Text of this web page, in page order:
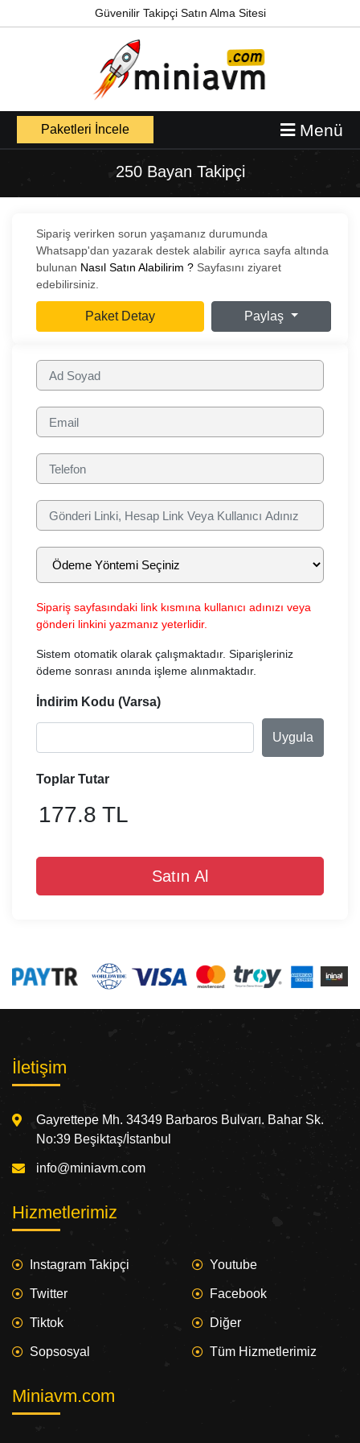
Güvenilir Takipçi Satın Alma Sitesi
Menü
Paketleri İncele
250 Bayan Takipçi
Sipariş verirken sorun yaşamanız durumunda
Whatsapp'dan yazarak destek alabilir ayrıca sayfa altında
bulunan Nasıl Satın Alabilirim ? Sayfasını ziyaret
edebilirsiniz.
Paket Detay Paylaş
Sipariş sayfasındaki link kısmına kullanıcı adınızı veya
gönderi linkini yazmanız yeterlidir.
Sistem otomatik olarak çalışmaktadır. Siparişleriniz
ödeme sonrası anında işleme alınmaktadır.
İndirim Kodu (Varsa)
Uygula
Toplar Tutar
177.8 TL
Satın Al
İletişim
Gayrettepe Mh. 34349 Barbaros Bulvarı. Bahar Sk.
No:39 Beşiktaş/İstanbul
info@miniavm.com
Hizmetlerimiz
Instagram Takipçi
Twitter
Tiktok
Sopsosyal
Youtube
Facebook
Diğer
Tüm Hizmetlerimiz
Miniavm.com